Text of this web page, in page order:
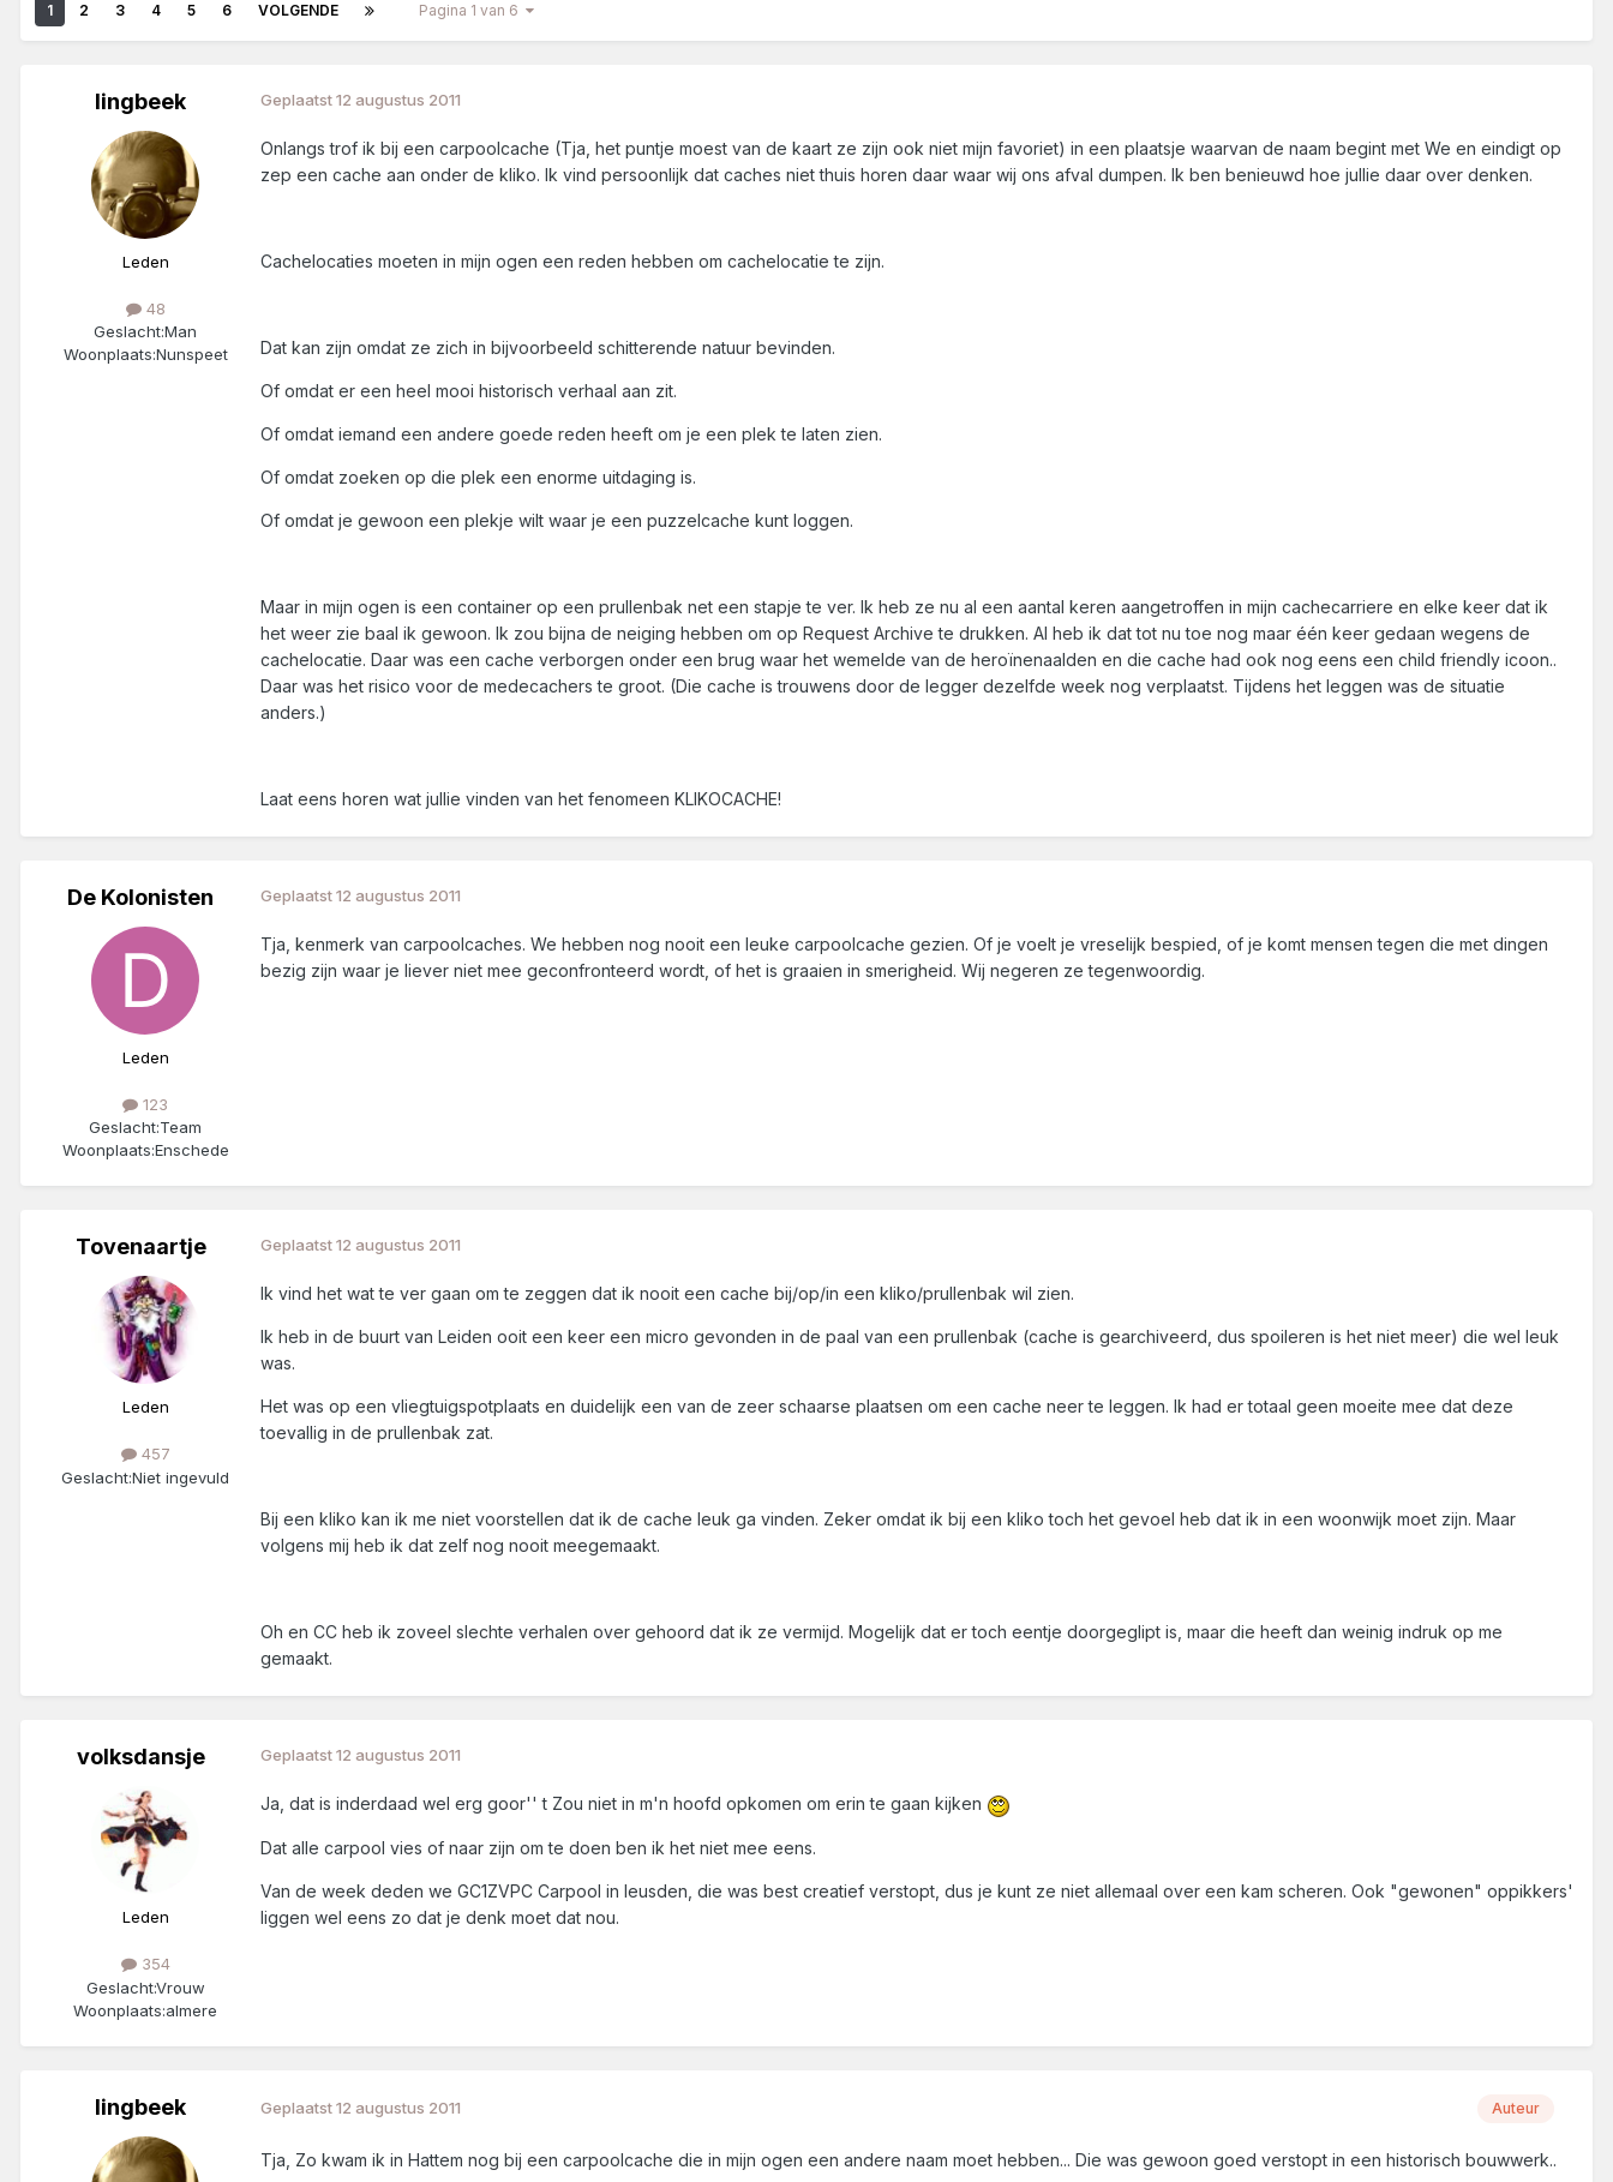
1 2 3 4 5 6 VOLGENDE Pagina 1 van 6
lingbeek
Leden
48
Geslacht:Man
Woonplaats:Nunspeet
Geplaatst12 augustus 2011
Onlangs trof ik bij een carpoolcache (Tja, het puntje moest van de kaart ze zijn ook niet mijn favoriet) in een plaatsje waarvan de naam begint met We en eindigt op
zep een cache aan onder de kliko. Ik vind persoonlijk dat caches niet thuis horen daar waar wij ons afval dumpen. Ik ben benieuwd hoe jullie daar over denken.
Cachelocaties moeten in mijn ogen een reden hebben om cachelocatie te zijn.
Dat kan zijn omdat ze zich in bijvoorbeeld schitterende natuur bevinden.
Of omdat er een heel mooi historisch verhaal aan zit.
Of omdat iemand een andere goede reden heeft om je een plek te laten zien.
Of omdat zoeken op die plek een enorme uitdaging is.
Of omdat je gewoon een plekje wilt waar je een puzzelcache kunt loggen.
Maar in mijn ogen is een container op een prullenbak net een stapje te ver. Ik heb ze nu al een aantal keren aangetroffen in mijn cachecarriere en elke keer dat ik
het weer zie baal ik gewoon. Ik zou bijna de neiging hebben om op Request Archive te drukken. Al heb ik dat tot nu toe nog maar één keer gedaan wegens de
cachelocatie. Daar was een cache verborgen onder een brug waar het wemelde van de heroïnenaalden en die cache had ook nog eens een child friendly icoon..
Daar was het risico voor de medecachers te groot. (Die cache is trouwens door de legger dezelfde week nog verplaatst. Tijdens het leggen was de situatie
anders.)
Laat eens horen wat jullie vinden van het fenomeen KLIKOCACHE!
De Kolonisten
Leden
123
Geslacht:Team
Woonplaats:Enschede
Geplaatst12 augustus 2011
Tja, kenmerk van carpoolcaches. We hebben nog nooit een leuke carpoolcache gezien. Of je voelt je vreselijk bespied, of je komt mensen tegen die met dingen
bezig zijn waar je liever niet mee geconfronteerd wordt, of het is graaien in smerigheid. Wij negeren ze tegenwoordig.
Tovenaartje
Leden
457
Geslacht:Niet ingevuld
Geplaatst12 augustus 2011
Ik vind het wat te ver gaan om te zeggen dat ik nooit een cache bij/op/in een kliko/prullenbak wil zien.
Ik heb in de buurt van Leiden ooit een keer een micro gevonden in de paal van een prullenbak (cache is gearchiveerd, dus spoileren is het niet meer) die wel leuk
was.
Het was op een vliegtuigspotplaats en duidelijk een van de zeer schaarse plaatsen om een cache neer te leggen. Ik had er totaal geen moeite mee dat deze
toevallig in de prullenbak zat.
Bij een kliko kan ik me niet voorstellen dat ik de cache leuk ga vinden. Zeker omdat ik bij een kliko toch het gevoel heb dat ik in een woonwijk moet zijn. Maar
volgens mij heb ik dat zelf nog nooit meegemaakt.
Oh en CC heb ik zoveel slechte verhalen over gehoord dat ik ze vermijd. Mogelijk dat er toch eentje doorgeglipt is, maar die heeft dan weinig indruk op me
gemaakt.
volksdansje
Leden
354
Geslacht:Vrouw
Woonplaats:almere
Geplaatst12 augustus 2011
Ja, dat is inderdaad wel erg goor'' t Zou niet in m'n hoofd opkomen om erin te gaan kijken
Dat alle carpool vies of naar zijn om te doen ben ik het niet mee eens.
Van de week deden we GC1ZVPC Carpool in leusden, die was best creatief verstopt, dus je kunt ze niet allemaal over een kam scheren. Ook "gewonen" oppikkers'
liggen wel eens zo dat je denk moet dat nou.
lingbeek Auteur
Geplaatst12 augustus 2011
Tja, Zo kwam ik in Hattem nog bij een carpoolcache die in mijn ogen een andere naam moet hebben... Die was gewoon goed verstopt in een historisch bouwwerk..